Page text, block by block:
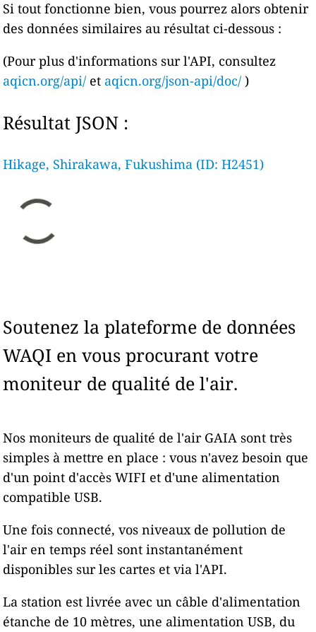
Si tout fonctionne bien, vous pourrez alors obtenir
des données similaires au résultat ci-dessous :
(Pour plus d'informations sur l'API, consultez
aqicn.org/api/ et aqicn.org/json-api/doc/ )
Résultat JSON :
Hikage, Shirakawa, Fukushima (ID: H2451)
Soutenez la plateforme de données
WAQI en vous procurant votre
moniteur de qualité de l'air.
Nos moniteurs de qualité de l'air GAIA sont très
simples à mettre en place : vous n'avez besoin que
d'un point d'accès WIFI et d'une alimentation
compatible USB.
Une fois connecté, vos niveaux de pollution de
l'air en temps réel sont instantanément
disponibles sur les cartes et via l'API.
La station est livrée avec un câble d'alimentation
étanche de 10 mètres, une alimentation USB, du